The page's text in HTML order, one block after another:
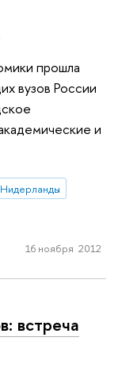
прошла
вузов России
и
Нидерланды
16 ноября 2012
встреча